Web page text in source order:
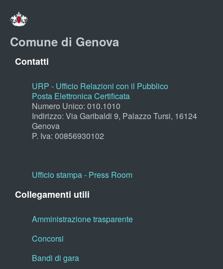
Comune di Genova
Contatti
URP - Ufficio Relazioni con il Pubblico
Posta Elettronica Certificata
Numero Unico: 010.1010
Indirizzo: Via Garibaldi 9, Palazzo Tursi, 16124
Genova
P. Iva: 00856930102
Ufficio stampa - Press Room
Collegamenti utili
Amministrazione trasparente
Concorsi
Bandi di gara